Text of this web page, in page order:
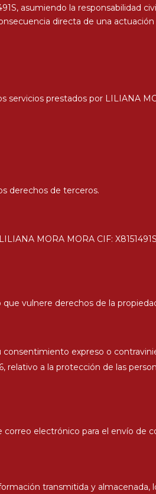
asumiendo la responsabilidad
directa de una
prestados por LILIANA
derechos de terceros.
MORA MORA CIF:
vulnere derechos de la
expreso o
a la protección de las
electrónico para el envío de
transmitida y almacenada,